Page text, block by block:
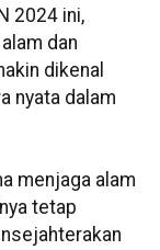
2024 ini,
dan
dikenal
nyata dalam
menjaga alam
tetap